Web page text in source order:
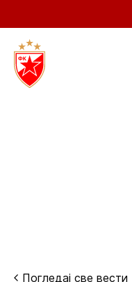
Погледај све вести